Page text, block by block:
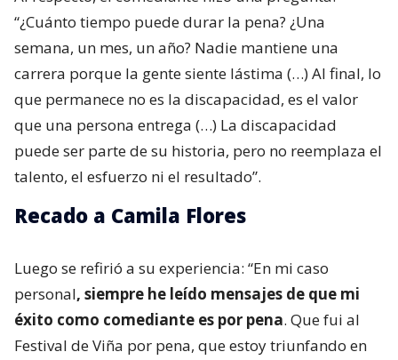
“¿Cuánto tiempo puede durar la pena? ¿Una
semana, un mes, un año? Nadie mantiene una
carrera porque la gente siente lástima (…) Al final, lo
que permanece no es la discapacidad, es el valor
que una persona entrega (…) La discapacidad
puede ser parte de su historia, pero no reemplaza el
talento, el esfuerzo ni el resultado”.
Recado a Camila Flores
Luego se refirió a su experiencia: “En mi caso
personal, siempre he leído mensajes de que mi
éxito como comediante es por pena. Que fui al
Festival de Viña por pena, que estoy triunfando en